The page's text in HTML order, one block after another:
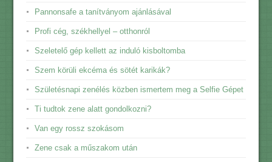
Pannonsafe a tanítványom ajánlásával
Profi cég, székhellyel – otthonról
Szeletelő gép kellett az induló kisboltomba
Szem körüli ekcéma és sötét karikák?
Születésnapi zenélés közben ismertem meg a Selfie Gépet
Ti tudtok zene alatt gondolkozni?
Van egy rossz szokásom
Zene csak a műszakom után